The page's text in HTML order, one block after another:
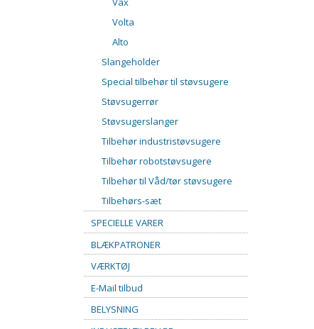
Volta
Alto
Slangeholder
Special tilbehør til støvsugere
Støvsugerrør
Støvsugerslanger
Tilbehør industristøvsugere
Tilbehør robotstøvsugere
Tilbehør til Våd/tør støvsugere
Tilbehørs-sæt
SPECIELLE VARER
BLÆKPATRONER
VÆRKTØJ
E-Mail tilbud
BELYSNING